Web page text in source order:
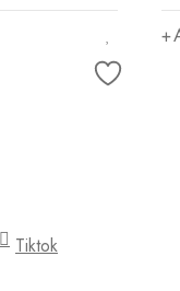
Tiktok